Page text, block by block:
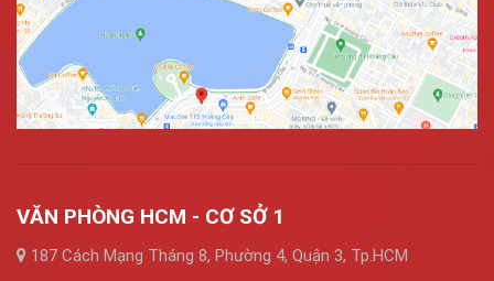
VĂN PHÒNG HCM - CƠ SỞ 1
187 Cách Mạng Tháng 8, Phường 4, Quận 3, Tp.HCM